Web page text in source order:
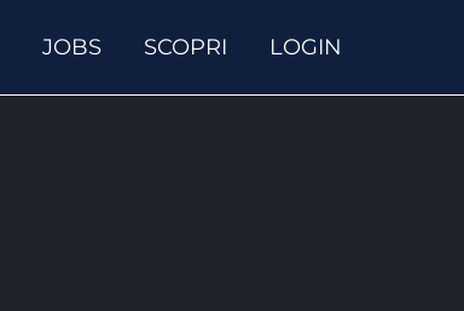
JOBS SCOPRI LOGIN